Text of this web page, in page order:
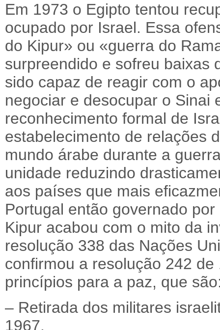
Em 1973 o Egipto tentou
ocupado por Israel. Essa
do Kipur» ou «guerra do
surpreendido e sofreu baixas
sido capaz de reagir com o
negociar e desocupar o Sinai
reconhecimento formal de
estabelecimento de relações
mundo árabe durante a
unidade reduzindo
aos países que mais
Portugal então governado
Kipur acabou com o mito da
resolução 338 das Nações
confirmou a resolução 242
princípios para a paz, que
– Retirada dos militares
1967.